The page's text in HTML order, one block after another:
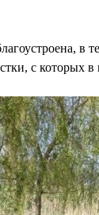
в
с которых в